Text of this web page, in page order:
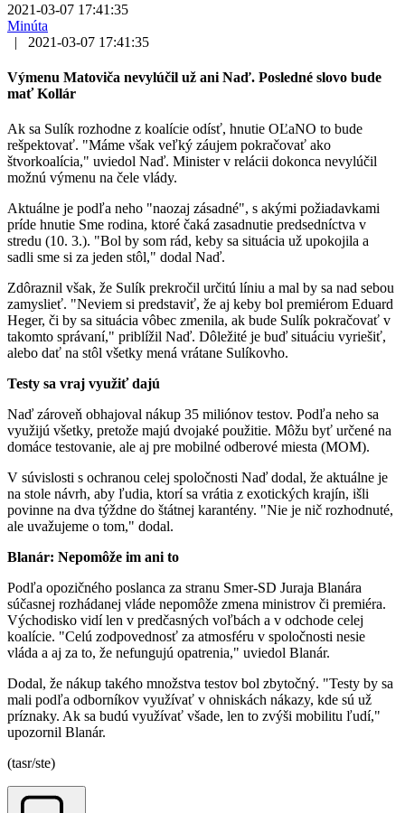
2021-03-07 17:41:35
Minúta
|
2021-03-07 17:41:35
Výmenu Matoviča nevylúčil už ani Naď. Posledné slovo bude
mať Kollár
Ak sa Sulík rozhodne z koalície odísť, hnutie OĽaNO to bude
rešpektovať. "Máme však veľký záujem pokračovať ako
štvorkoalícia," uviedol Naď. Minister v relácii dokonca nevylúčil
možnú výmenu na čele vlády.
Aktuálne je podľa neho "naozaj zásadné", s akými požiadavkami
príde hnutie Sme rodina, ktoré čaká zasadnutie predsedníctva v
stredu (10. 3.). "Bol by som rád, keby sa situácia už upokojila a
sadli sme si za jeden stôl," dodal Naď.
Zdôraznil však, že Sulík prekročil určitú líniu a mal by sa nad sebou
zamyslieť. "Neviem si predstaviť, že aj keby bol premiérom Eduard
Heger, či by sa situácia vôbec zmenila, ak bude Sulík pokračovať v
takomto správaní," priblížil Naď. Dôležité je buď situáciu vyriešiť,
alebo dať na stôl všetky mená vrátane Sulíkovho.
Testy sa vraj využiť dajú
Naď zároveň obhajoval nákup 35 miliónov testov. Podľa neho sa
využijú všetky, pretože majú dvojaké použitie. Môžu byť určené na
domáce testovanie, ale aj pre mobilné odberové miesta (MOM).
V súvislosti s ochranou celej spoločnosti Naď dodal, že aktuálne je
na stole návrh, aby ľudia, ktorí sa vrátia z exotických krajín, išli
povinne na dva týždne do štátnej karantény. "Nie je nič rozhodnuté,
ale uvažujeme o tom," dodal.
Blanár: Nepomôže im ani to
Podľa opozičného poslanca za stranu Smer-SD Juraja Blanára
súčasnej rozhádanej vláde nepomôže zmena ministrov či premiéra.
Východisko vidí len v predčasných voľbách a v odchode celej
koalície. "Celú zodpovednosť za atmosféru v spoločnosti nesie
vláda a aj za to, že nefungujú opatrenia," uviedol Blanár.
Dodal, že nákup takého množstva testov bol zbytočný. "Testy by sa
mali podľa odborníkov využívať v ohniskách nákazy, kde sú už
príznaky. Ak sa budú využívať všade, len to zvýši mobilitu ľudí,"
upozornil Blanár.
(tasr/ste)